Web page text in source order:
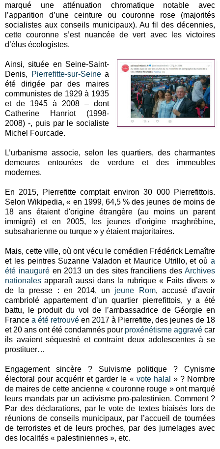
marqué une atténuation chromatique notable avec
l’apparition d’une ceinture ou couronne rose (majorités
socialistes aux conseils municipaux). Au fil des décennies,
cette couronne s’est nuancée de vert avec les victoires
d’élus écologistes.
Ainsi, située en Seine-Saint-
Denis,
Pierrefitte-sur-Seinea
été dirigée par des maires
communistes de 1929 à 1935
et de 1945 à 2008 – dont
Catherine Hanriot (1998-
2008) -, puis par le socialiste
Michel Fourcade.
L’urbanisme associe, selon les quartiers, des charmantes
demeures entourées de verdure et des immeubles
modernes.
En 2015, Pierrefitte comptait environ 30 000 Pierrefittois.
Selon Wikipedia, « en 1999, 64,5 % des jeunes de moins de
18 ans étaient d'origine étrangère (au moins un parent
immigré) et en 2005, les jeunes d’origine maghrébine,
subsaharienne ou turque » y étaient majoritaires.
Mais, cette ville, où ont vécu le comédien Frédérick Lemaître
et les peintres Suzanne Valadon et Maurice Utrillo, et où a
été inauguréen 2013 un des sites franciliens desArchives
nationales apparaît aussi dans la rubrique « Faits divers »
de la presse : en 2014, un jeune Rom, accusé d’avoir
cambriolé appartement d’un quartier pierrefittois, y a été
battu, le produit du vol de l’ambassadrice de Géorgie en
France a été retrouvé en 2017 à Pierrefitte, des jeunes de 18
et 20 ans ont été condamnés pour proxénétisme aggravé car
ils avaient séquestré et contraint deux adolescentes à se
prostituer…
Engagement sincère ? Suivisme politique ? Cynisme
électoral pour acquérir et garder le « vote halal » ? Nombre
de maires de cette ancienne « couronne rouge » ont marqué
leurs mandats par un activisme pro-palestinien. Comment ?
Par des déclarations, par le vote de textes biaisés lors de
réunions de conseils municipaux, par l’accueil de tournées
de terroristes et de leurs proches, par des jumelages avec
des localités « palestiniennes », etc.